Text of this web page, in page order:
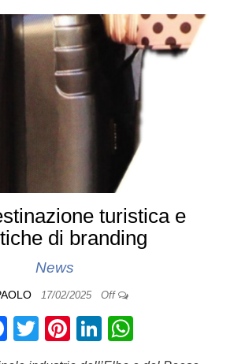
o
o
k
n
p
p
turistica e
di branding
News
17/02/2025 Off
F
a
T
wi
Pi
nt
Li
n
h